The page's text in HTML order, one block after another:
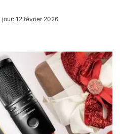
jour: 12 février 2026